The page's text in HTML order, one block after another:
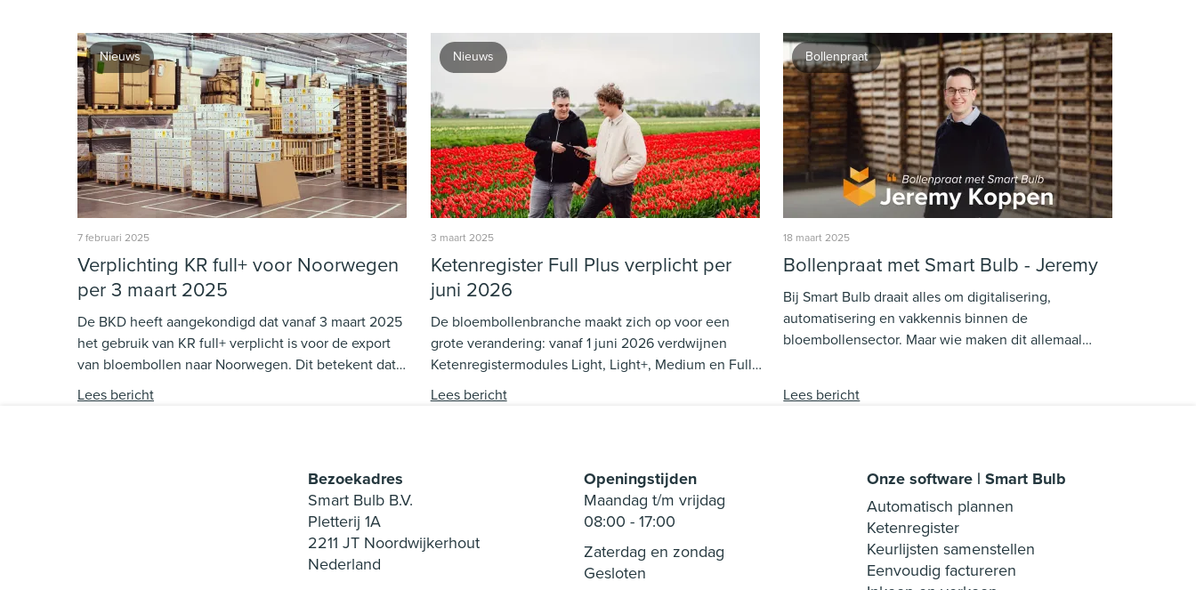
Nieuws
7 februari 2025
Verplichting KR full+ voor Noorwegen
per 3 maart 2025
De BKD heeft aangekondigd dat vanaf 3 maart 2025
het gebruik van KR full+ verplicht is voor de export
van bloembollen naar Noorwegen. Dit betekent dat
exporteurs hun processen hierop moeten aanpassen
om te blijven voldoen aan de regelgeving. In dit
Lees bericht
Nieuws
3 maart 2025
Ketenregister Full Plus verplicht per
juni 2026
De bloembollenbranche maakt zich op voor een
grote verandering: vanaf 1 juni 2026 verdwijnen
Ketenregistermodules Light, Light+, Medium en Full
en wordt Full+ verplicht. De invoering van Full+ moet
zorgen voor een gestroomlijnd proces, waarbij
bedrijf voorbereid is op deze verandering?
Lees bericht
Bollenpraat
18 maart 2025
Bollenpraat met Smart Bulb - Jeremy
Bij Smart Bulb draait alles om digitalisering,
automatisering en vakkennis binnen de
bloembollensector. Maar wie maken dit allemaal
kennen: van hun rol binnen het bedrijf tot hun
Lees bericht
Bezoekadres
Smart Bulb B.V.
Pletterij 1A
2211 JT Noordwijkerhout
Nederland
Openingstijden
Maandag t/m vrijdag
08:00 -17:00
Zaterdag en zondag
Gesloten
Onze software | Smart Bulb
Automatisch plannen
Ketenregister
Keurlijsten samenstellen
Eenvoudig factureren